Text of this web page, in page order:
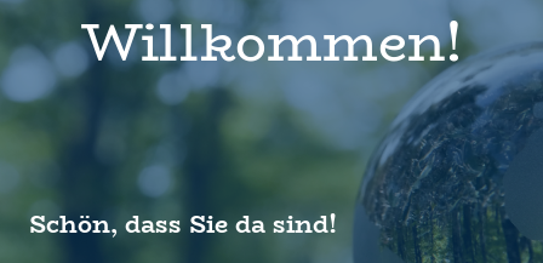
Willkommen!
Schön, dass Sie da sind!